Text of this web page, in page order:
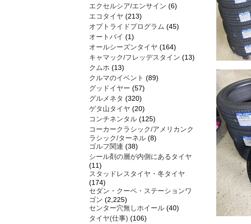
エクセルシア/エンサイン (6)
エコタイヤ (213)
オプトライドプログラム (45)
オートバイ (1)
オールシーズンタイヤ (164)
キャマック/フレッデスタイン (13)
クムホ (13)
クルマのイベント (89)
グッドイヤー (57)
グルメネタ (320)
ゲタ山タイヤ (20)
コンチネンタル (125)
コーカークラシック/アメリカンク
ラシック/ターネル (8)
ゴルフ関連 (38)
シール剤の層が内側にあるタイヤ
(11)
スタッドレスタイヤ・冬タイヤ
(174)
セダン・クーペ・ステーションワ
ゴン (2,225)
センター穴無しホイール (40)
タイヤ(仕事) (106)